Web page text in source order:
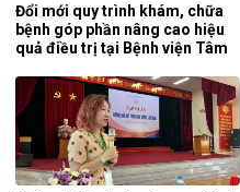
Đổi mới quy trình khám, chữa
bệnh góp phần nâng cao hiệu
quả điều trị tại Bệnh viện Tâm